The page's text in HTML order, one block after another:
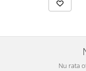
Nu rata